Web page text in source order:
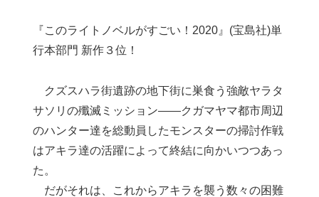
『このライトノベルがすごい！2020』(宝島社)単
行本部門 新作３位！
クズスハラ街遺跡の地下街に巣食う強敵ヤラタ
サソリの殲滅ミッション――クガマヤマ都市周辺
のハンター達を総動員したモンスターの掃討作戦
はアキラ達の活躍によって終結に向かいつつあっ
た。
だがそれは、これからアキラを襲う数々の困難